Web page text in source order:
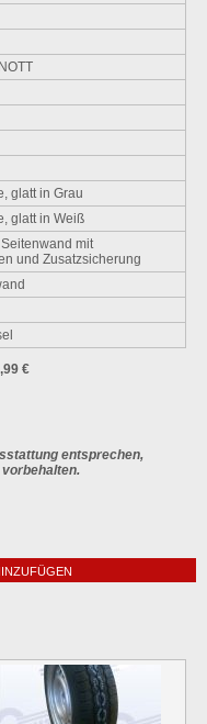
glatt in Grau
glatt in Weiß
mit
und Zusatzsicherung
€
entsprechen,